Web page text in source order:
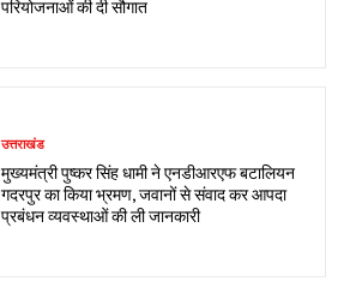
परियोजनाओं की दी सौगात
उत्तराखंड
मुख्यमंत्री पुष्कर सिंह धामी ने एनडीआरएफ बटालियन
गदरपुर का किया भ्रमण, जवानों से संवाद कर आपदा
प्रबंधन व्यवस्थाओं की ली जानकारी